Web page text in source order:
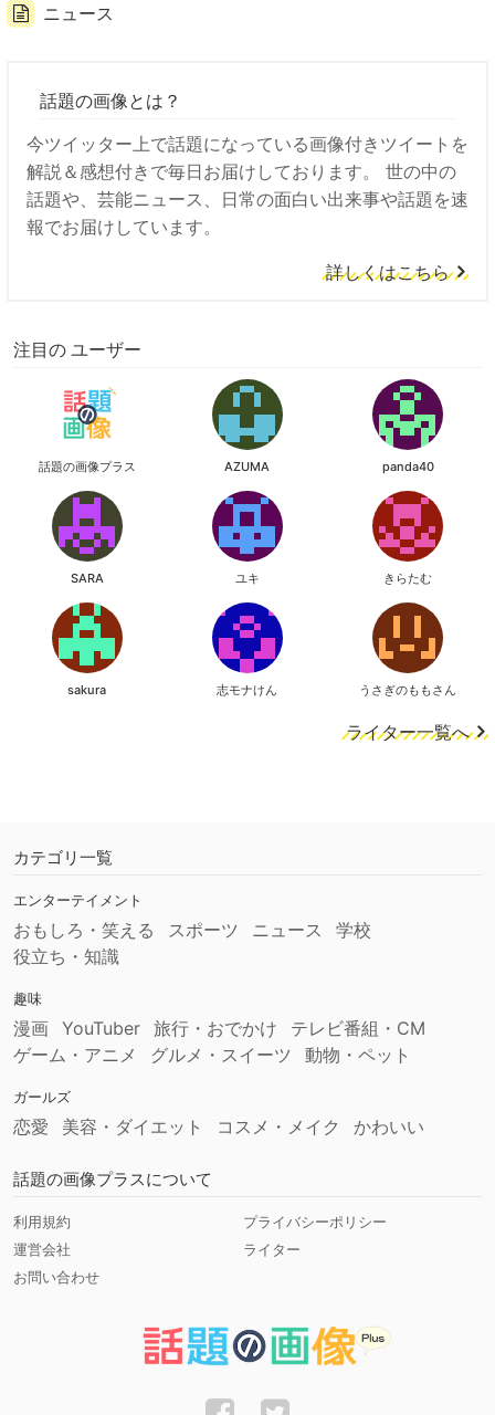
ニュース
話題の画像とは？
今ツイッター上で話題になっている画像付きツイートを
解説＆感想付きで毎日お届けしております。 世の中の
話題や、芸能ニュース、日常の面白い出来事や話題を速
報でお届けしています。
詳しくはこちら
注目の ユーザー
話題の画像プラス AZUMA panda40
SARA ユキ きらたむ
sakura 志モナけん うさぎのももさん
ライター一覧へ
カテゴリ一覧
エンターテイメント
おもしろ・笑える スポーツ ニュース
学校
役立ち・知識
趣味
漫画 YouTuber 旅行・おでかけ
テレビ番組・CM
ゲーム・アニメ
グルメ・スイーツ 動物・ペット
ガールズ
恋愛 美容・ダイエット コスメ・メイク かわいい
話題の画像プラスについて
利用規約
プライバシーポリシー
運営会社
ライター
お問い合わせ